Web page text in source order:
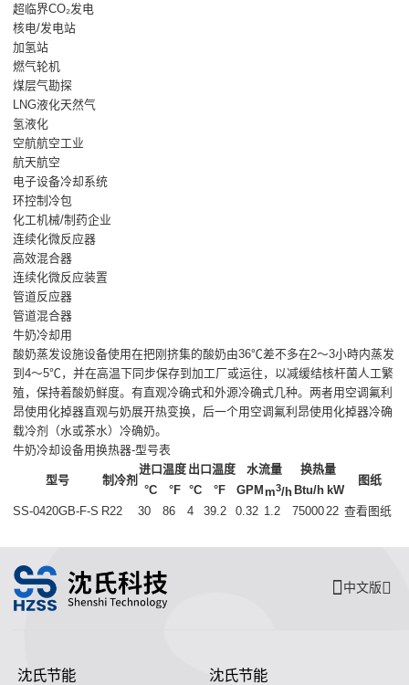
超临界CO₂发电
核电/发电站
加氢站
燃气轮机
煤层气勘探
LNG液化天然气
氢液化
空航航空工业
航天航空
电子设备冷却系统
环控制冷包
化工机械/制药企业
连续化微反应器
高效混合器
连续化微反应装置
管道反应器
管道混合器
牛奶冷却用
酸奶蒸发设施设备使用在把刚挤集的酸奶由36℃差不多在2～3小時内蒸发
到4～5℃，并在高温下同步保存到加工厂或运往，以减缓结核杆菌人工繁
殖，保持着酸奶鲜度。有直观冷确式和外源冷确式几种。两者用空调氟利
昂使用化掉器直观与奶展开热变换，后一个用空调氟利昂使用化掉器冷确
载冷剂（水或茶水）冷确奶。
牛奶冷却设备用换热器-型号表
型号 制冷剂
进口温度 出口温度 水流量
换热量
图纸
°C °F °C °F GPMm3/hBtu/h kW
SS-0420GB-F-S R22 30 86 4 39.2 0.32 1.2 75000 22 查看图纸
中文版
沈氏节能 沈氏节能